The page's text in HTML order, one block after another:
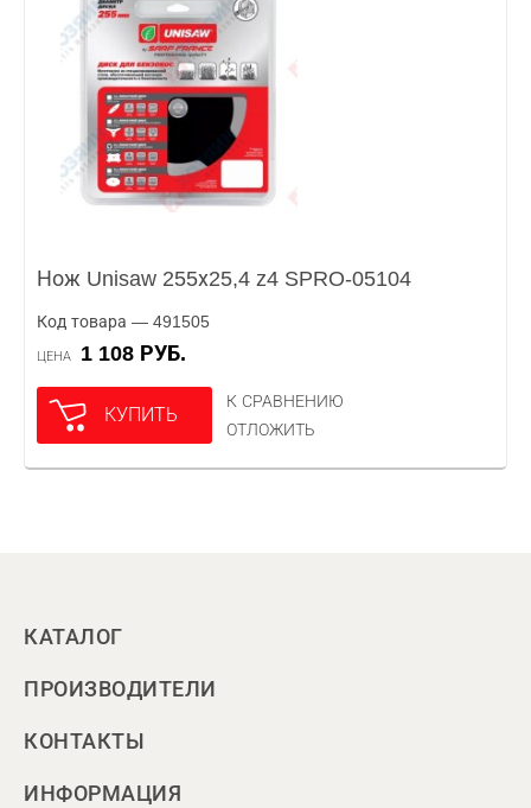
Нож Unisaw 255х25,4 z4 SPRO-05104
Код товара — 491505
ЦЕНА 1 108 РУБ.
КУПИТЬ
К СРАВНЕНИЮ
ОТЛОЖИТЬ
КАТАЛОГ
ПРОИЗВОДИТЕЛИ
КОНТАКТЫ
ИНФОРМАЦИЯ